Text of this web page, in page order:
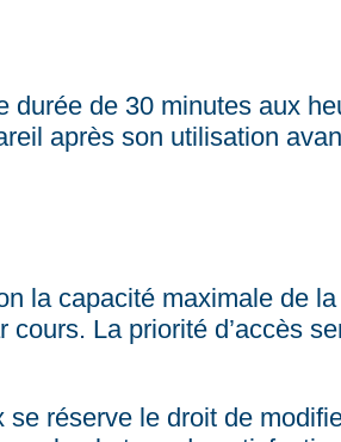
durée de 30 minutes aux
après son utilisation
la capacité maximale de
La priorité d’accès
se réserve le droit de